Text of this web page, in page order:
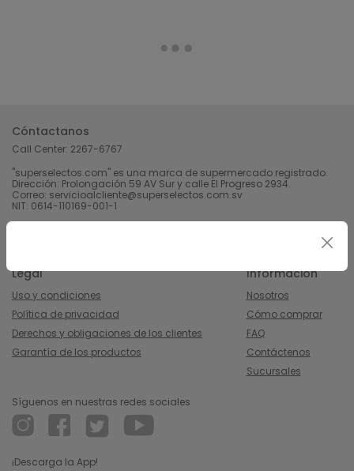
Cóntactanos
Call Center: 2267-6767
"superselectos.com" es una marca de supermercado registrado.
Dirección: Prolongación 59 AV Sur y calle El Progreso 2934.
Correo: servicioalcliente@superselectos.com.sv
NIT: 0614-110169-001-1
Legal
Uso y condiciones
Política de privacidad
Derechos y obligaciones de los clientes
Garantía de los productos
Información
Nosotros
Cómo comprar
FAQ
Contáctenos
Sucursales
Síguenos en nuestras redes sociales
¡Descarga la App!